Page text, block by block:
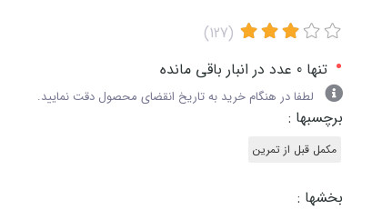
(127)
• تنها 0 عدد در انبار باقی مانده
لطفا در هنگام خرید به تاریخ انقضای محصول دقت نمایید.
برچسبها :
مکمل قبل از تمرین
بخشها :